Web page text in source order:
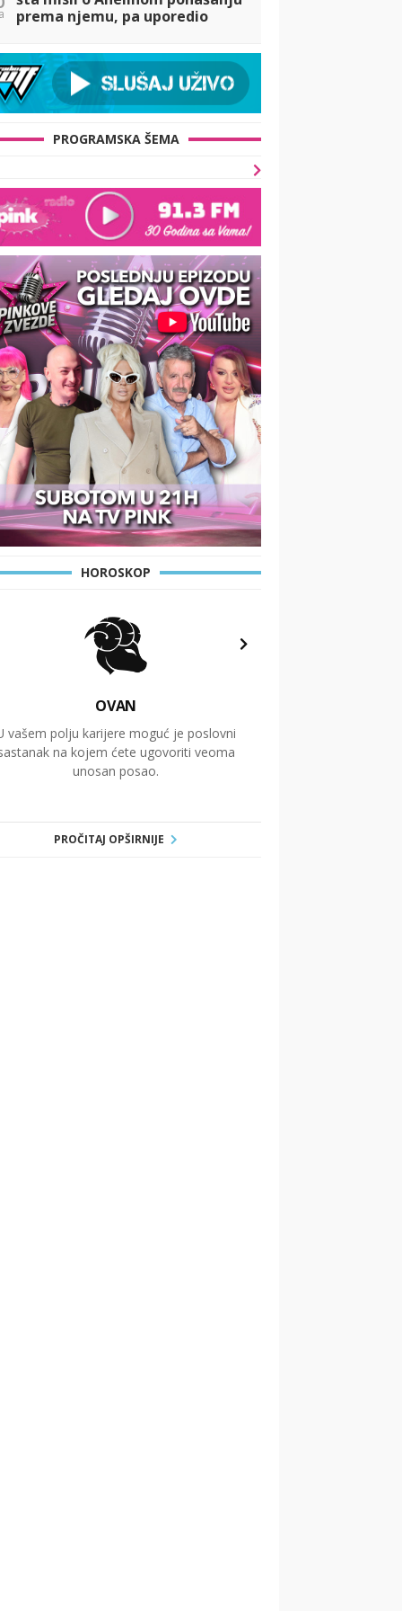
prema njemu, pa uporedio
PROGRAMSKA ŠEMA
HOROSKOP
OVAN
vašem polju karijere moguć je poslovni
na kojem ćete ugovoriti veoma
unosan posao.
PROČITAJ OPŠIRNIJE